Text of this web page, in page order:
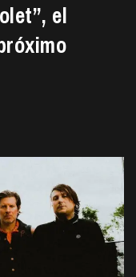
el